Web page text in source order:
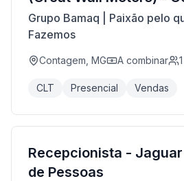
Grupo Bamaq | Paixão pelo
Fazemos
Contagem, MG A combinar 1
CLT Presencial Vendas
Recepcionista -
de Pessoas